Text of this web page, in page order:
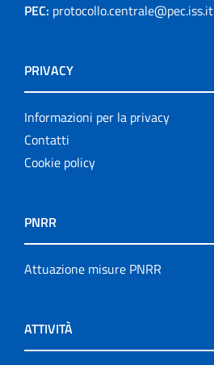
PEC: protocollo.centrale@pec.iss.it
PRIVACY
Informazioni per la privacy
Contatti
Cookie policy
PNRR
Attuazione misure PNRR
ATTIVITÀ